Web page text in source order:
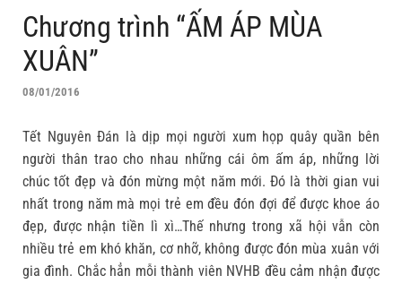
Chương trình “ẤM ÁP MÙA
XUÂN”
08/01/2016
Tết Nguyên Đán là dịp mọi người xum họp quây quần bên
người thân trao cho nhau những cái ôm ấm áp, những lời
chúc tốt đẹp và đón mừng một năm mới. Đó là thời gian vui
nhất trong năm mà mọi trẻ em đều đón đợi để được khoe áo
đẹp, được nhận tiền lì xì…Thế nhưng trong xã hội vẫn còn
nhiều trẻ em khó khăn, cơ nhỡ, không được đón mùa xuân với
gia đình. Chắc hẳn mỗi thành viên NVHB đều cảm nhận được